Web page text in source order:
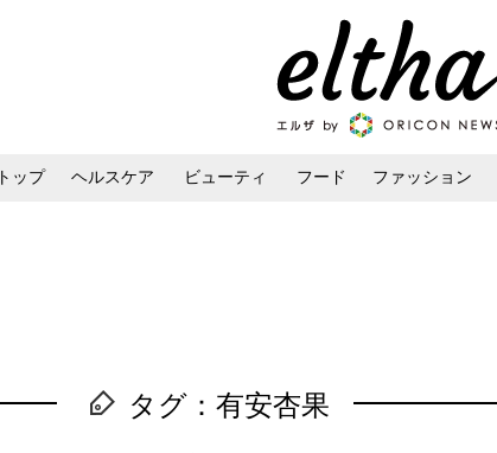
トップ ヘルスケア ビューティ フード ファッション
タグ：有安杏果